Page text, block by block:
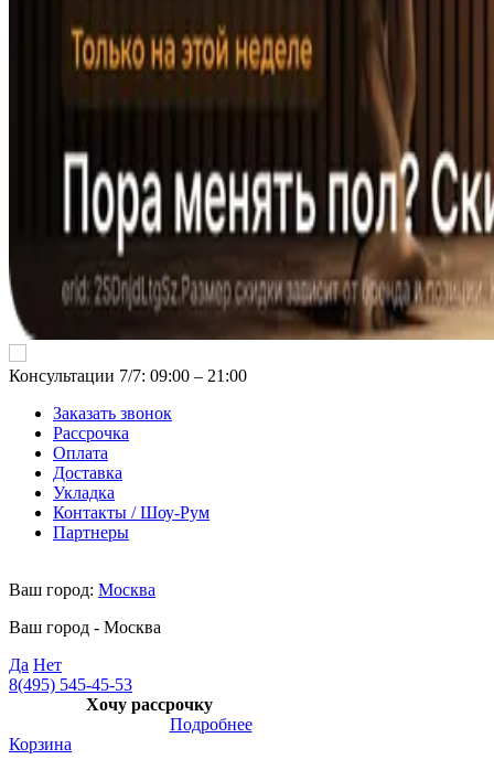
Консультации 7/7: 09:00 ‒ 21:00
Заказать звонок
Рассрочка
Оплата
Доставка
Укладка
Контакты / Шоу-Рум
Партнеры
Ваш город: Москва
Ваш город - Москва
Да Нет
8(495) 545-45-53
Хочу рассрочку
Подробнее
Корзина